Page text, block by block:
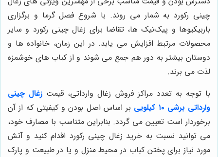
چینی رکورد به شمار می روند. با شروع فصل گرما و برگزاری
باربیکیوها و پیک‌نیک ها، تقاضا برای زغال چینی رکورد و سایر
محصولات مرتبط افزایش می یابد. در این زمان، خانواده ها و
دوستان بیشتر به دور هم جمع می شوند و از کباب های خوشمزه
لذت می برند.
با توجه به تعدد مراکز فروش زغال وارداتی، قیمت زغال چینی
وارداتی برشی ۱۰ کیلویی
بر اساس اصل بودن و کیفیتی که از آن
برخوردار است تعیین می گردد. بنابراین متناسب با مصارف خود،
می توانید نسبت به خرید زغال چینی رکورد اقدام کنید و آتش
مورد نیاز برای پختن کباب در محیط منزل و یا در طبیعت و پارک